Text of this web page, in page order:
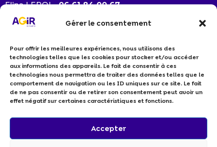
Gérer le consentement
Pour offrir les meilleures expériences, nous utilisons des
technologies telles que les cookies pour stocker et/ou accéder
aux informations des appareils. Le fait de consentir à ces
technologies nous permettra de traiter des données telles que le
comportement de navigation ou les ID uniques sur ce site. Le fait
de ne pas consentir ou de retirer son consentement peut avoir un
effet négatif sur certaines caractéristiques et fonctions.
Accepter
Elina LEROI –06 61 84 00 67
Arlène GAUTRÉ –06 38 33 64 94
Je souhaite devenir membre
Je suis un professionnel RSE
Politiques de cookies
Politiques de confidentialité